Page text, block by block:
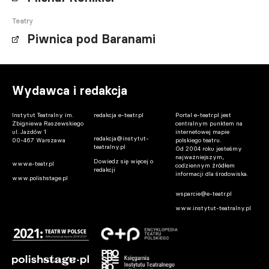
Teatry
Piwnica pod Baranami
Wydawca i redakcja
Instytut Teatralny im.
Zbigniewa Raszewskiego
ul. Jazdów 1
00-467 Warszawa
www.e-teatr.pl
www.polishstage.pl
redakcja e-teatr.pl
redakcja@instytut-
teatralny.pl
Dowiedz się więcej o
redakcji
Portal e-teatr.pl jest
centralnym punktem na
internetowej mapie
polskiego teatru.
Od 2004 roku jesteśmy
najważniejszym,
codziennym źródłem
informacji dla środowiska.
wsparcie@e-teatr.pl
www.instytut-teatralny.pl